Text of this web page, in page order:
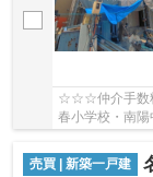
☆☆☆仲介手数
春小学校・南陽
売買 | 新築一戸建